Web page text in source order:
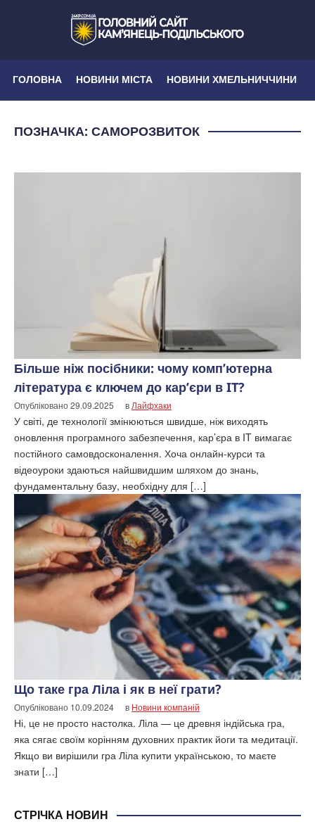
ГОЛОВНА НОВИНИ МІСТА НОВИНИ ХМЕЛЬНИЧЧИНИ
ПОЗНАЧКА: САМОРОЗВИТОК
Більше ніж посібники: чому комп’ютерна
література є ключем до кар’єри в IT?
Опубліковано29.09.2025 в Лайфхаки
У світі, де технології змінюються швидше, ніж виходять
оновлення програмного забезпечення, кар’єра в IT вимагає
постійного самовдосконалення. Хоча онлайн-курси та
відеоуроки здаються найшвидшим шляхом до знань,
фундаментальну базу, необхідну для […]
Що таке гра Ліла і як в неї грати?
Опубліковано 10.09.2024 в Новини компаній
Ні, це не просто настолка. Ліла — це древня індійська гра,
яка сягає своїм корінням духовних практик йоги та медитації.
Якщо ви вирішили гра Ліла купити українською, то маєте
знати […]
СТРІЧКА НОВИН